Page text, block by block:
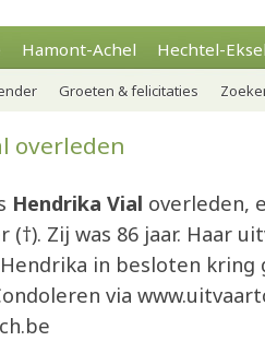
Hamont-Achel Hechtel-
Groeten & felicitaties
overleden
Hendrika Vial overleden,
(†). Zij was 86 jaar. Haar
in besloten kring
via